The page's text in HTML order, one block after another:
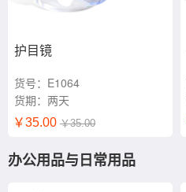
护目镜
货号：E1064
货期：两天
￥35.00 ￥35.00
办公用品与日常用品